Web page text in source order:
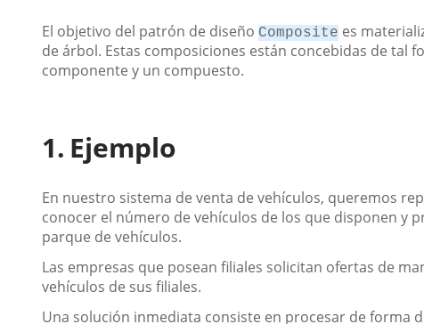
El objetivo del patrón de diseño Composite es
de árbol. Estas composiciones están concebidas de
componente y un compuesto.
Ejemplo
En nuestro sistema de venta de vehículos, queremos
conocer el número de vehículos de los que disponen y
parque de vehículos.
Las empresas que posean filiales solicitan ofertas de
vehículos de sus filiales.
Una solución inmediata consiste en procesar de forma